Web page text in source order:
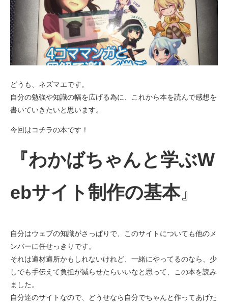
どうも、ネズマエです。
自分の勉強や知識の幅を広げる為に、これから本を読んで感想を
書いていきたいと思います。
今回はコチラの本です！
『わかばちゃんと学ぶW
ebサイト制作の基本』
自分はウェブの知識がさっぱりで、このサイトについても他のメ
ンバーに任せっきりです。
それは適材適所かもしれないけれど、一緒にやってるのなら、少
しでも手伝えて負担が減らせたらいいなと思って、この本を読み
ました。
自分達のサイトなので、どうせなら自分でちゃんと作ってあげた